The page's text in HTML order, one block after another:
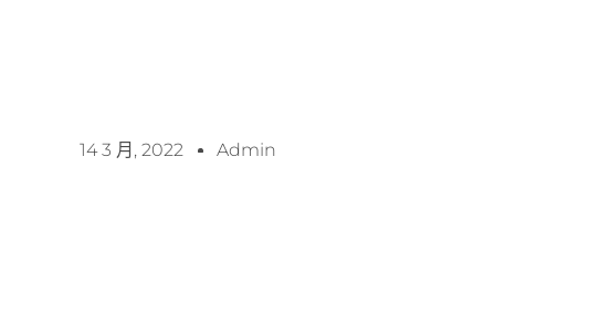
14 3 月, 2022 Admin